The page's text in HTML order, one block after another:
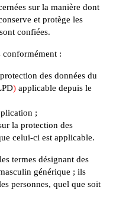
sur la manière dont
et protège les
confiées.
conformément :
des données du
) applicable depuis le
;
la protection des
celui-ci est applicable.
termes désignant des
générique ; ils
personnes, quel que soit